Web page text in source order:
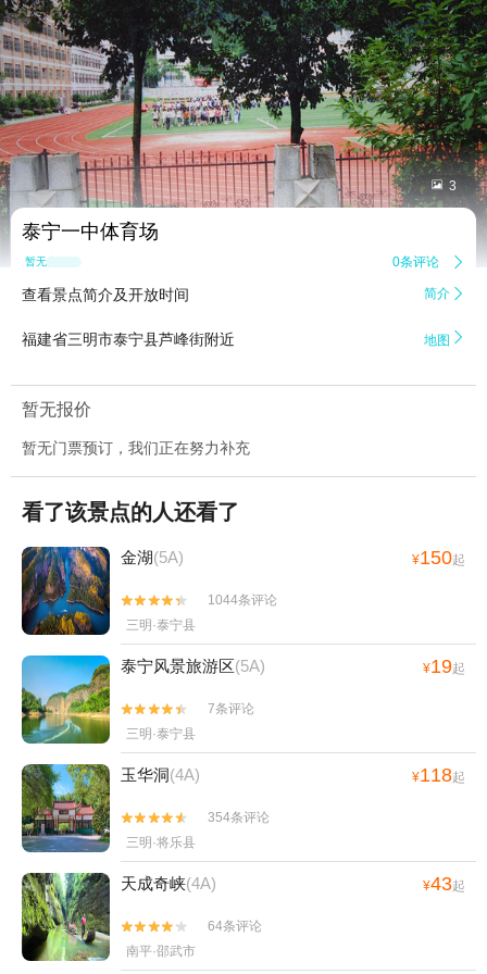
 3
泰宁一中体育场
暂无点评 0条评论 
查看景点简介及开放时间 简介 
福建省三明市泰宁县芦峰街附近 地图 
暂无报价
暂无门票预订，我们正在努力补充
看了该景点的人还看了
金湖(5A) ¥150起


1044条评论
三明·泰宁县
泰宁风景旅游区(5A) ¥19起


7条评论
三明·泰宁县
玉华洞(4A) ¥118起


354条评论
三明·将乐县
天成奇峡(4A) ¥43起


64条评论
南平·邵武市
